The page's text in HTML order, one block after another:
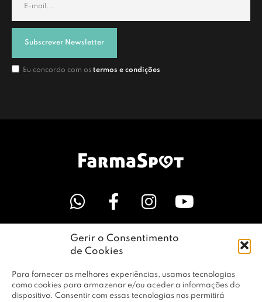
Gerir o Consentimento
de Cookies
Para fornecer as melhores experiências, usamos tecnologias
como cookies para armazenar e/ou aceder a informações do
dispositivo. Consentir com essas tecnologias nos permitirá
Subscrever Newsletter
Eu concordo com os termos e condições
LINKS ÚTEIS
EMPRESA